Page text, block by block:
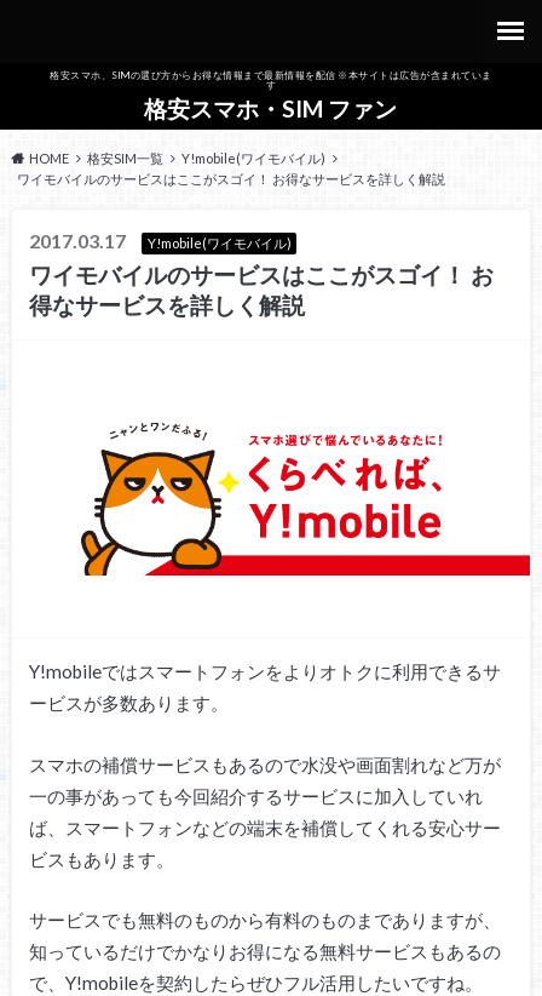
格安スマホ、SIMの選び方からお得な情報まで最新情報を配信 ※本サイトは広告が含まれていま
す
格安スマホ・SIM ファン
HOME 格安SIM一覧
Y!mobile(ワイモバイル)
ワイモバイルのサービスはここがスゴイ！ お得なサービスを詳しく解説
2017.03.17 Y!mobile(ワイモバイル)
ワイモバイルのサービスはここがスゴイ！ お
得なサービスを詳しく解説
Y!mobileではスマートフォンをよりオトクに利用できるサ
ービスが多数あります。
スマホの補償サービスもあるので水没や画面割れなど万が
一の事があっても今回紹介するサービスに加入していれ
ば、スマートフォンなどの端末を補償してくれる安心サー
ビスもあります。
サービスでも無料のものから有料のものまでありますが、
知っているだけでかなりお得になる無料サービスもあるの
で、Y!mobileを契約したらぜひフル活用したいですね。